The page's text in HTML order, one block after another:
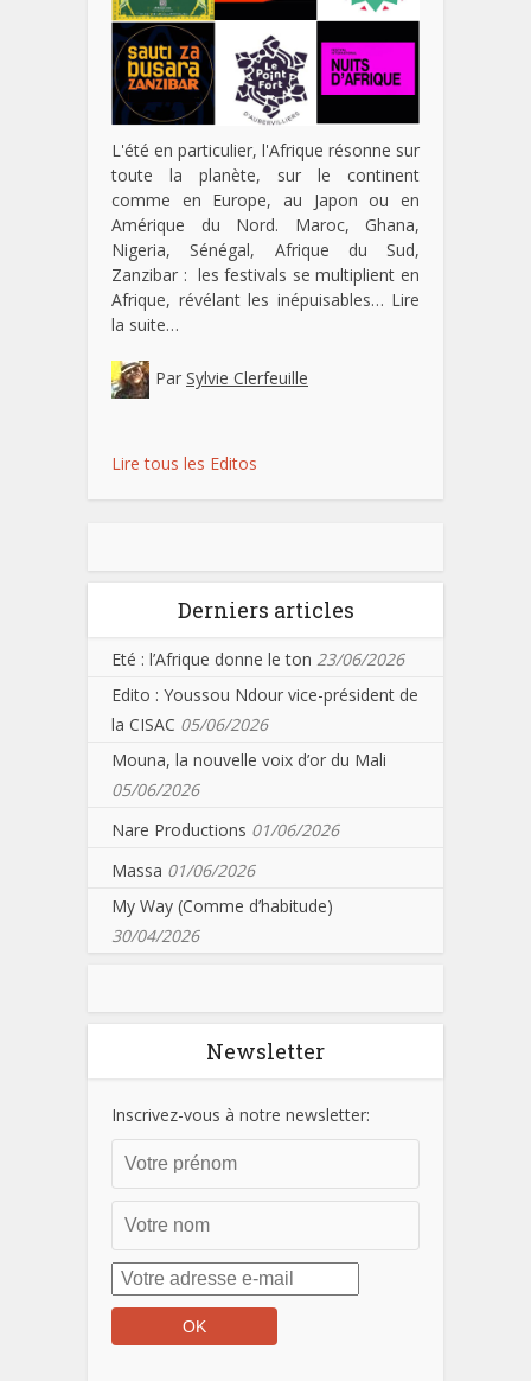
L'été en particulier, l'Afrique résonne sur
toute la planète, sur le continent
comme en Europe, au Japon ou en
Amérique du Nord. Maroc, Ghana,
Nigeria, Sénégal, Afrique du Sud,
Zanzibar : les festivals se multiplient en
Afrique, révélant les inépuisables… Lire
la suite…
Par Sylvie Clerfeuille
Lire tous les Editos
Derniers articles
Eté : l’Afrique donne le ton 23/06/2026
Edito : Youssou Ndour vice-président de
la CISAC 05/06/2026
Mouna, la nouvelle voix d’or du Mali
05/06/2026
Nare Productions 01/06/2026
Massa 01/06/2026
My Way (Comme d’habitude)
30/04/2026
Newsletter
Inscrivez-vous à notre newsletter: